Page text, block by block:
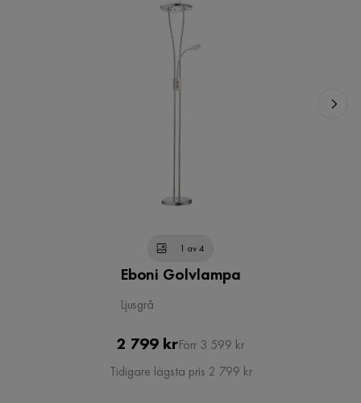
1 av 4
Eboni Golvlampa
Ljusgrå
Pris
2 799 krOriginal
Pris
Förr 3 599 kr
Tidigare lägsta pris 2 799 kr